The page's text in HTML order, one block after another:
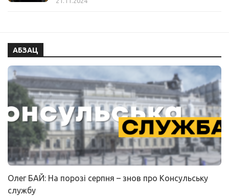
АБЗАЦ
Олег БАЙ: На порозі серпня – знов про Консульську
службу